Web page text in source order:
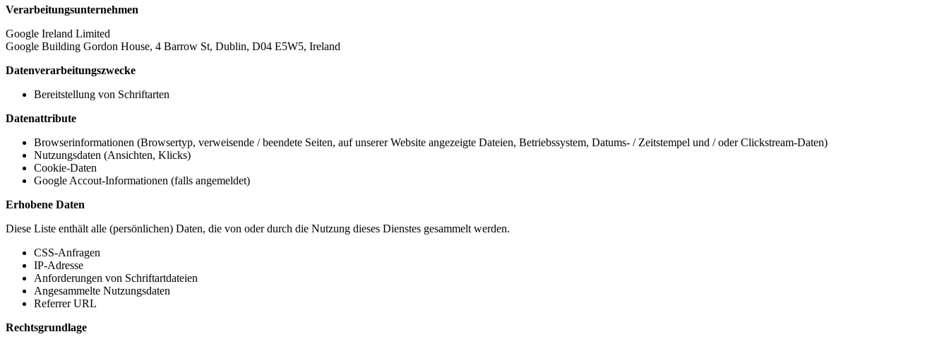
Verarbeitungsunternehmen
Google Ireland Limited
Google Building Gordon House, 4 Barrow St, Dublin, D04 E5W5, Ireland
Datenverarbeitungszwecke
Bereitstellung von Schriftarten
Datenattribute
Browserinformationen (Browsertyp, verweisende / beendete Seiten, auf unserer Website angezeigte Dateien, Betriebssystem, Datums- / Zeitstempel und / oder Clickstream-Daten)
Nutzungsdaten (Ansichten, Klicks)
Cookie-Daten
Google Accout-Informationen (falls angemeldet)
Erhobene Daten
Diese Liste enthält alle (persönlichen) Daten, die von oder durch die Nutzung dieses Dienstes gesammelt werden.
CSS-Anfragen
IP-Adresse
Anforderungen von Schriftartdateien
Angesammelte Nutzungsdaten
Referrer URL
Rechtsgrundlage